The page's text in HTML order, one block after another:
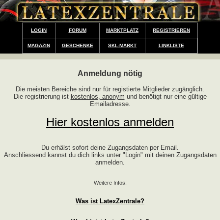
LOGIN FORUM MARKTPLATZ REGISTRIEREN
MAGAZIN GESCHENKE SKL-MARKT LINKLISTE
Anmeldung nötig
Die meisten Bereiche sind nur für registierte Mitglieder zugänglich.
Die registrierung ist kostenlos, anonym und benötigt nur eine gültige
Emailadresse.
Hier kostenlos anmelden
Du erhälst sofort deine Zugangsdaten per Email.
Anschliessend kannst du dich links unter "Login" mit deinen Zugangsdaten
anmelden.
Weitere Infos:
Was ist LatexZentrale?